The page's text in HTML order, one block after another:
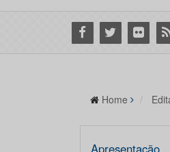
Facebook
Twitter Flickr
Home
Apresentação